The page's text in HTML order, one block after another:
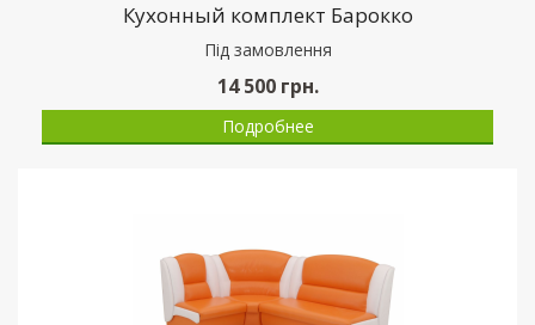
Кухонный комплект Барокко
Пiд замовлення
14 500грн.
Подробнее